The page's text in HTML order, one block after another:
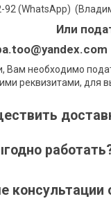
92 (WhatsApp)
Или
Вам необходимо
реквизитами, для